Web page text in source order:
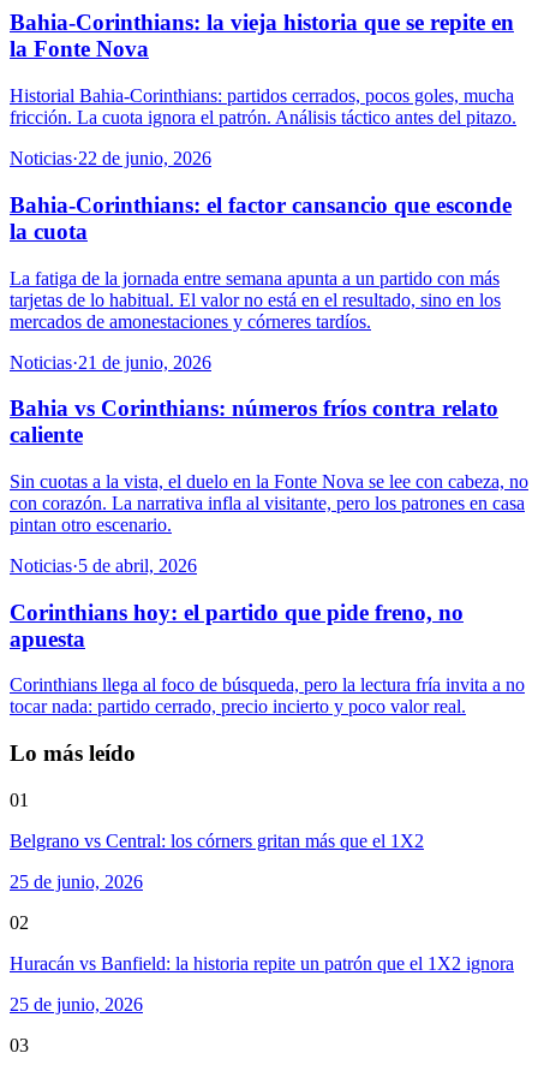
Bahia-Corinthians: la vieja historia que se repite en
la Fonte Nova
Historial Bahia-Corinthians: partidos cerrados, pocos goles, mucha
fricción. La cuota ignora el patrón. Análisis táctico antes del pitazo.
Noticias·22 de junio, 2026
Bahia-Corinthians: el factor cansancio que esconde
la cuota
La fatiga de la jornada entre semana apunta a un partido con más
tarjetas de lo habitual. El valor no está en el resultado, sino en los
mercados de amonestaciones y córneres tardíos.
Noticias·21 de junio, 2026
Bahia vs Corinthians: números fríos contra relato
caliente
Sin cuotas a la vista, el duelo en la Fonte Nova se lee con cabeza, no
con corazón. La narrativa infla al visitante, pero los patrones en casa
pintan otro escenario.
Noticias·5 de abril, 2026
Corinthians hoy: el partido que pide freno, no
apuesta
Corinthians llega al foco de búsqueda, pero la lectura fría invita a no
tocar nada: partido cerrado, precio incierto y poco valor real.
Lo más leído
01
Belgrano vs Central: los córners gritan más que el 1X2
25 de junio, 2026
02
Huracán vs Banfield: la historia repite un patrón que el 1X2 ignora
25 de junio, 2026
03